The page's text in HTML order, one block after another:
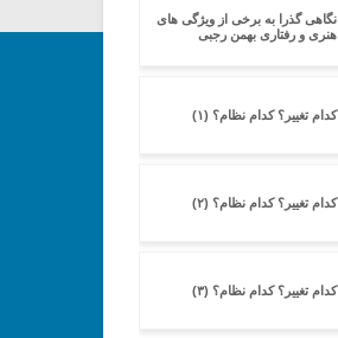
نگاهی گذرا به برخی از ویژگی های
هنری و رفتاری بهمن رجبی
کدام تغییر؟ کدام نظام؟ (۱)
کدام تغییر؟ کدام نظام؟ (۲)
کدام تغییر؟ کدام نظام؟ (۳)